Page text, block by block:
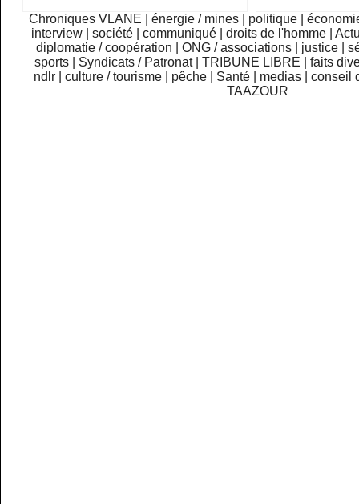
Chroniques VLANE énergie / mines politique
interview
|société |communiqué |droits de l'homme |
diplomatie / coopération
ONG / associations justice
sports
Syndicats / Patronat TRIBUNE LIBRE
faits
ndlr
|culture / tourisme pêche Santé medias |conseil
TAAZOUR